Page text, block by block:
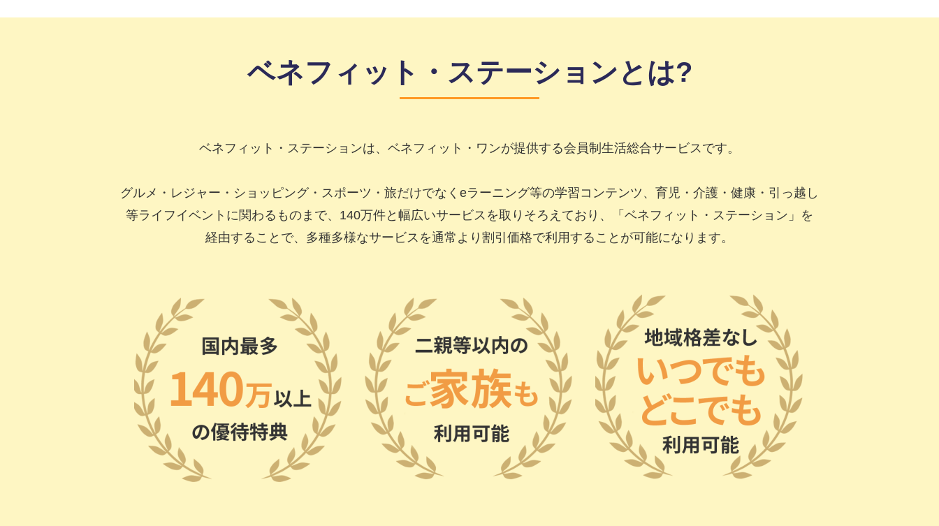
ベネフィット・ステーションとは?
ベネフィット・ステーションは、ベネフィット・ワンが提供する会員制生活総合サービスです。
グルメ・レジャー・ショッピング・スポーツ・旅だけでなくeラーニング等の学習コンテンツ、育児・介護・健康・引っ越し
等ライフイベントに関わるものまで、140万件と幅広いサービスを取りそろえており、「ベネフィット・ステーション」を
経由することで、多種多様なサービスを通常より割引価格で利用することが可能になります。